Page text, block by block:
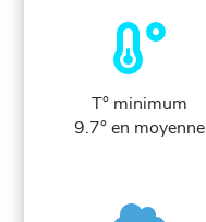
T° minimum
9.7° en moyenne